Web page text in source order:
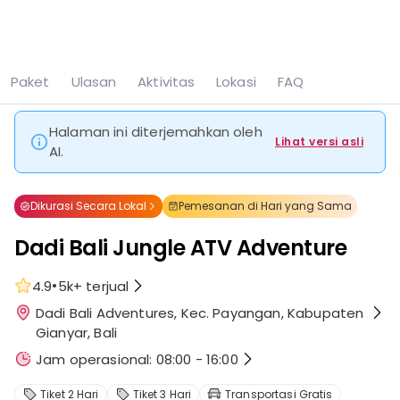
Beranda Ubud Dadi Bali Jungle ATV Adventure
Halaman ini diterjemahkan oleh
AI.
Lihat versi asli
Paket Ulasan Aktivitas Lokasi FAQ
Dikurasi Secara Lokal Pemesanan di Hari yang Sama
Dadi Bali Jungle ATV Adventure
4.9•5k+ terjual
Dadi Bali Adventures, Kec. Payangan, Kabupaten
Gianyar, Bali
Jam operasional: 08:00 - 16:00
Tiket 2 Hari Tiket 3 Hari Transportasi Gratis